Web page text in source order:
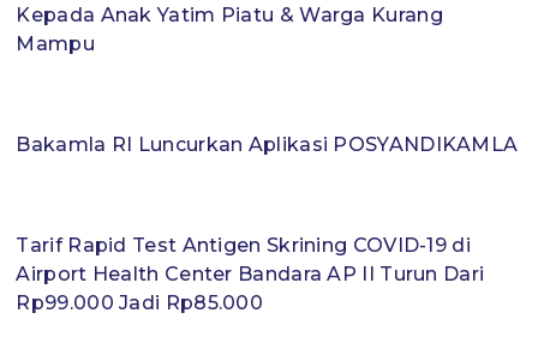
Kepada Anak Yatim Piatu & Warga Kurang
Mampu
Bakamla RI Luncurkan Aplikasi POSYANDIKAMLA
Tarif Rapid Test Antigen Skrining COVID-19 di
Airport Health Center Bandara AP II Turun Dari
Rp99.000 Jadi Rp85.000